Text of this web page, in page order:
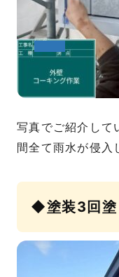
写真でご紹介して
間全て雨水が侵入
◆塗装3回塗